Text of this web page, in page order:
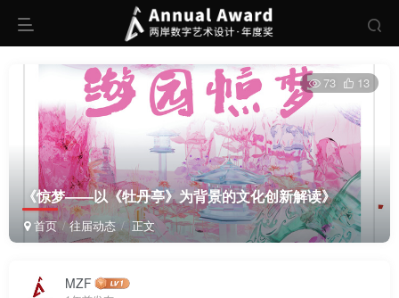
《惊梦——以《牡丹亭》为背景的文化创新解读》
首页 往届动态 正文
73 13
MZF